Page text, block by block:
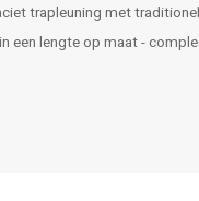
trapleuning met
een lengte op maat -